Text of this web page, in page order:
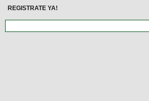
REGISTRATE YA!